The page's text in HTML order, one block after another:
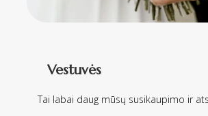
Vestuvės
Tai labai daug mūsų susikaupimo ir